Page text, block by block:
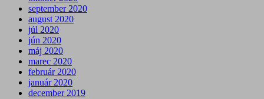
september 2020
august 2020
júl 2020
jún 2020
máj 2020
marec 2020
február 2020
január 2020
december 2019